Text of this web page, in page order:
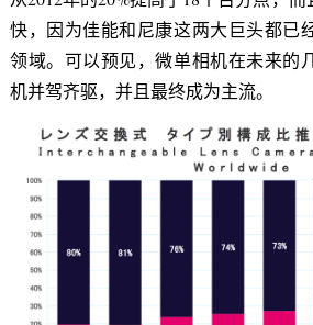
快，因为佳能和尼康这两大巨头都已
领域。可以预见，微单相机在未来的
机并驾齐驱，并且最终成为主流。